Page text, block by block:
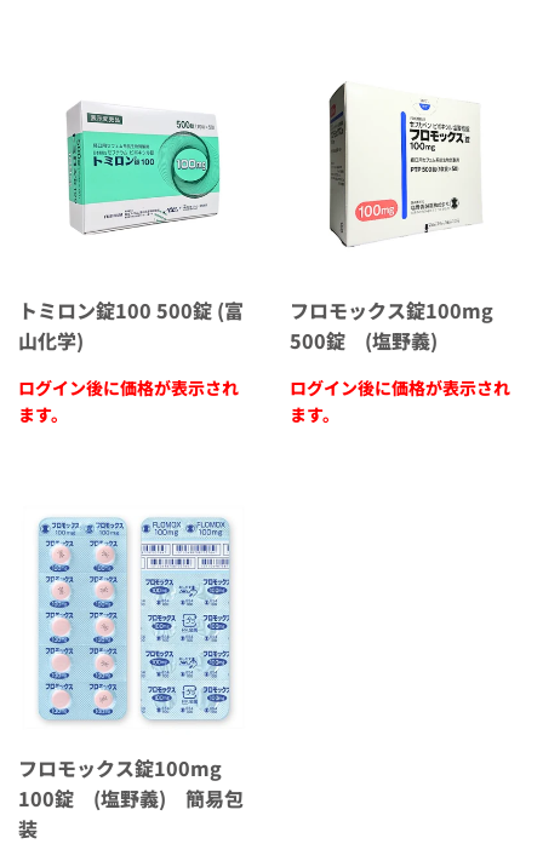
トミロン錠100 500錠 (富
山化学)
ログイン後に価格が表示され
ます。
フロモックス錠100mg
500錠 (塩野義)
ログイン後に価格が表示され
ます。
フロモックス錠100mg
100錠 (塩野義) 簡易包
装